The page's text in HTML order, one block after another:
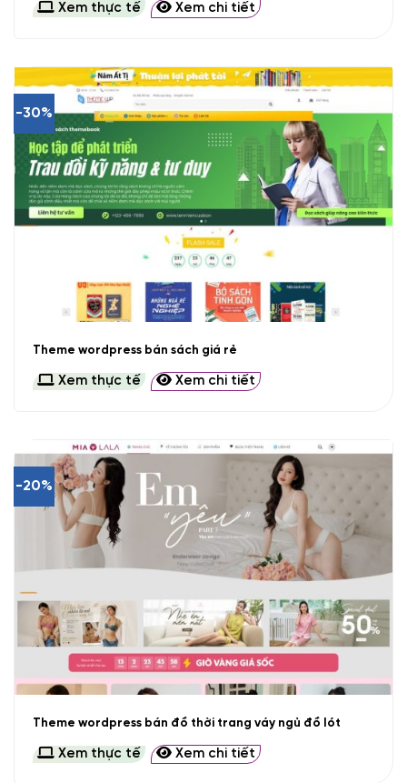
Xem thực tế Xem chi tiết
-30%
Theme wordpress bán sách giá rẻ
Xem thực tế Xem chi tiết
-20%
Theme wordpress bán đồ thời trang váy ngủ đồ lót
Xem thực tế Xem chi tiết